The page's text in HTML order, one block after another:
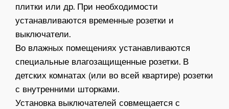
плитки или др. При необходимости
устанавливаются временные розетки и
выключатели.
Во влажных помещениях устанавливаются
специальные влагозащищенные розетки. В
детских комнатах (или во всей квартире) розетки
с внутренними шторками.
Установка выключателей совмещается с